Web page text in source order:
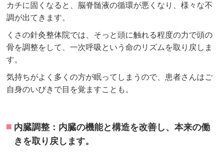
カチに固くなると、脳脊髄液の循環が悪くなり、様々な不
調が出てきます。
くさの針灸整体院では、そっと頭に触れる程度の力で頭の
骨を調整をして、一次呼吸という命のリズムを取り戻しま
す。
気持ちがよく多くの方が眠ってしまうので、患者さんはご
自身のいびきで目を覚ますことも。
内臓調整：内臓の機能と構造を改善し、本来の働
きを取り戻します。